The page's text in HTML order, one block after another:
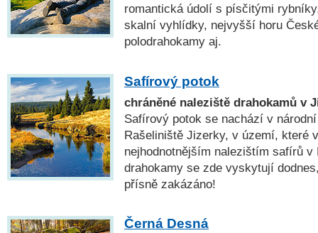
romantická údolí s písčitými
skalní vyhlídky, nejvyšší horu
polodrahokamy aj.
Safírový potok
chráněné naleziště drahokamů v
Safírový potok se nachází v
Rašeliniště Jizerky, v území, které
nejhodnotnějším nalezištím safírů v
drahokamy se zde vyskytují
přísně zakázáno!
Černá Desná